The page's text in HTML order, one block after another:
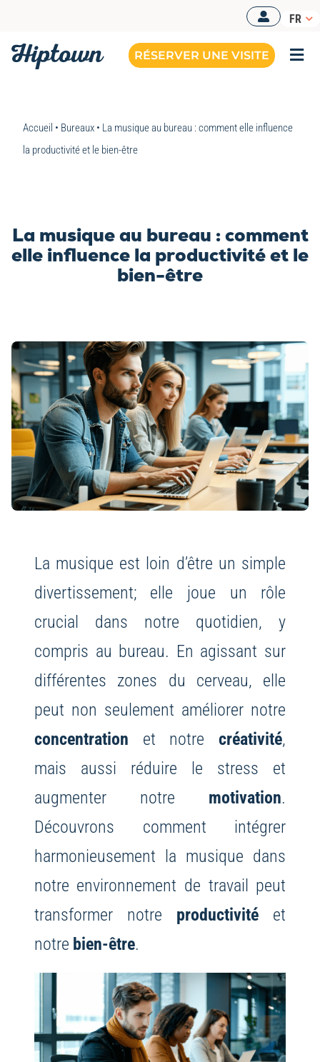
contenu
FR
RÉSERVER UNE VISITE
NOS OFFRES
RÉSERVER UNE VISITE
Accueil • Bureaux• La musique au bureau : comment elle influence
la productivité et le bien-être
La musique au bureau : comment
elle influence la productivité et le
bien-être
La musique est loin d’être un simple
divertissement; elle joue un rôle
crucial dans notre quotidien, y
compris au bureau. En agissant sur
différentes zones du cerveau, elle
peut non seulement améliorer notre
concentration et notrecréativité,
mais aussi réduire le stress et
augmenter notre motivation.
Découvrons comment intégrer
harmonieusement la musique dans
notre environnement de travail peut
transformer notre productivité et
notre bien-être.